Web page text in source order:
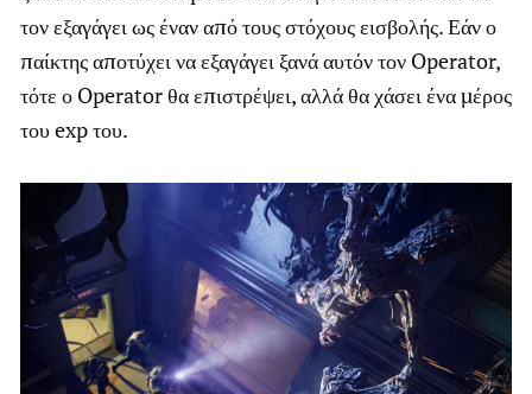
τον εξαγάγει ως έναν από τους στόχους εισβολής. Εάν ο
παίκτης αποτύχει να εξαγάγει ξανά αυτόν τον Operator,
τότε ο Operator θα επιστρέψει, αλλά θα χάσει ένα μέρος
του exp του.